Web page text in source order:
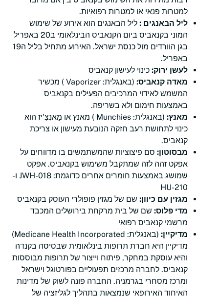
למטרות פנאי או למטרות רפואיות.
ליל הבאנגים : ליל הבאנגים הוא אירוע של שימוש
המוני בקנאביס ביום הקנאביס הבינלאומי ב20 באפריל
בגן הוורדים מול כנסת ישראל. האירוע מתחיל בליל ה19
באפריל.
לעשן ירוק: כינוי לעישון קנאביס
מאדה קנאביס:
(באנגלית: Vaporizer ) מכשיר
המשמש לאידוי המרכיבים הפעילים בקנאביס
באמצעות חימום ולא בשריפה.
מאנץ:
(באנגלית: Munchies ) מאנץ או מָאנְצִ'יז הוא
כינוי לתחושת רעב חזקה הנובעת מעישון או צריכת
קנאביס.
מבסוטון: סם פיצוציות שהמשתמשים בו מדווחים על
אפקט זהה לזה שמתקבל משימוש בקנאביס. אפקט
שמושג באמצעות חומרים אחרים כדוגמת: JWH-018 ו-
HU-210
מגזין עם כיוון: שם של מגזין פופולרי העוסק בקנאביס
מדי פלוס: שם של בית מרקחת בירושלים המכבד
מרשמי קנאביס רפואי
מדיקיין:
(באנגלית: Medicane Health Incorporated)
מדיקיין היא חברת תרופות בינלאומית שבסיסה בקנדה
והיא עוסקת במחקר, פיתוח וייצור של תרופות מבוססות
קנאביס. לחברה מרכזים תפעוליים בפורטוגל וישראל
ומרכז מסחרי בגרמניה. החברה פונה לשוק של מדינות
האיחוד האירופאי שנמצאות בתהליך לגליזציה של